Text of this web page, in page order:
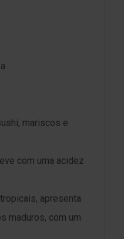
mariscos e
com uma acidez
apresenta
maduros, com um